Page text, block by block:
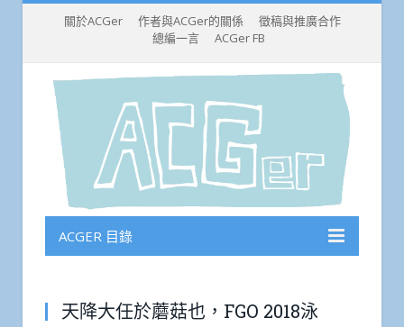
關於ACGer 作者與ACGer的關係
徵稿與推廣合作
總編一言
ACGer FB
ACGER 目錄
天降大任於蘑菇也，FGO 2018泳